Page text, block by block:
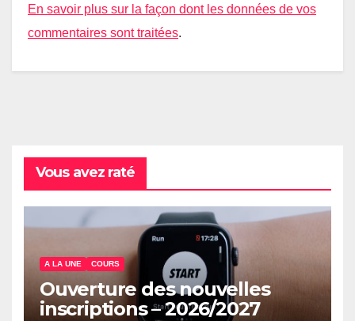
En savoir plus sur la façon dont les données de vos
commentaires sont traitées.
Vous avez raté
A LA UNE COURS
Ouverture des nouvelles
inscriptions – 2026/2027